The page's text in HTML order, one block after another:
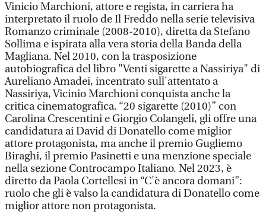
Vinicio Marchioni, attore e regista, in carriera ha
interpretato il ruolo de Il Freddo nella serie televisiva
Romanzo criminale (2008-2010), diretta da Stefano
Sollima e ispirata alla vera storia della Banda della
Magliana. Nel 2010, con la trasposizione
autobiografica del libro "Venti sigarette a Nassiriya" di
Aureliano Amadei, incentrato sull'attentato a
Nassiriya, Vicinio Marchioni conquista anche la
critica cinematografica. “20 sigarette (2010)” con
Carolina Crescentini e Giorgio Colangeli, gli offre una
candidatura ai David di Donatello come miglior
attore protagonista, ma anche il premio Gugliemo
Biraghi, il premio Pasinetti e una menzione speciale
nella sezione Controcampo Italiano. Nel 2023, è
diretto da Paola Cortellesi in “C'è ancora domani”:
ruolo che gli è valso la candidatura di Donatello come
miglior attore non protagonista.